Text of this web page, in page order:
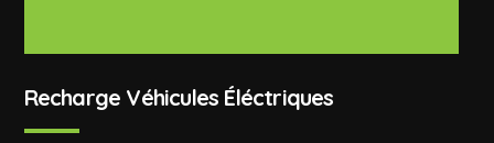
Recharge Véhicules Éléctriques